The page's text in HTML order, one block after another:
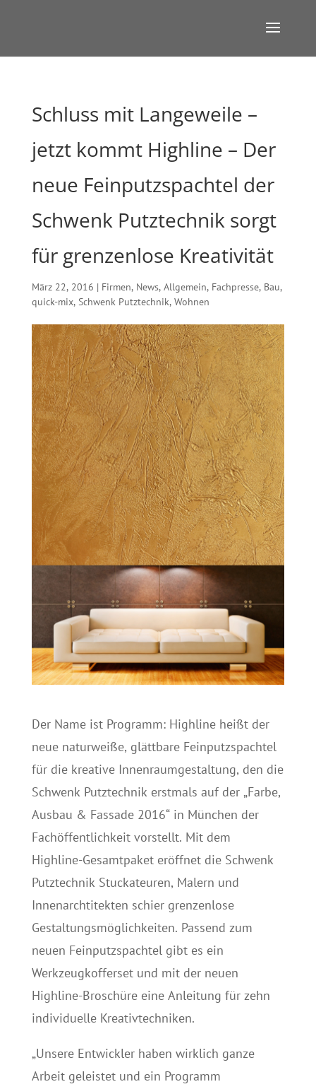
Schluss mit Langeweile –
jetzt kommt Highline – Der
neue Feinputzspachtel der
Schwenk Putztechnik sorgt
für grenzenlose Kreativität
März 22, 2016 | Firmen, News, Allgemein, Fachpresse, Bau,
quick-mix, Schwenk Putztechnik, Wohnen
Der Name ist Programm: Highline heißt der
neue naturweiße, glättbare Feinputzspachtel
für die kreative Innenraumgestaltung, den die
Schwenk Putztechnik erstmals auf der „Farbe,
Ausbau & Fassade 2016“ in München der
Fachöffentlichkeit vorstellt. Mit dem
Highline-Gesamtpaket eröffnet die Schwenk
Putztechnik Stuckateuren, Malern und
Innenarchtitekten schier grenzenlose
Gestaltungsmöglichkeiten. Passend zum
neuen Feinputzspachtel gibt es ein
Werkzeugkofferset und mit der neuen
Highline-Broschüre eine Anleitung für zehn
individuelle Kreativtechniken.
„Unsere Entwickler haben wirklich ganze
Arbeit geleistet und ein Programm